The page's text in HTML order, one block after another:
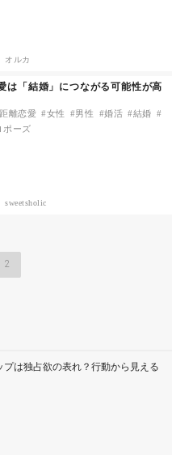
オルカ
は「結婚」につながる可能性が高
離恋愛 女性 男性 婚活
結婚
ポーズ
sweetsholic
2
プは独占欲の表れ？行動から見える